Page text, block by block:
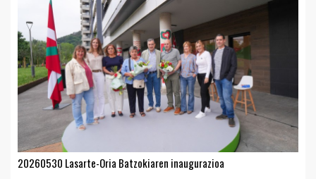
20260530 Lasarte-Oria Batzokiaren inaugurazioa